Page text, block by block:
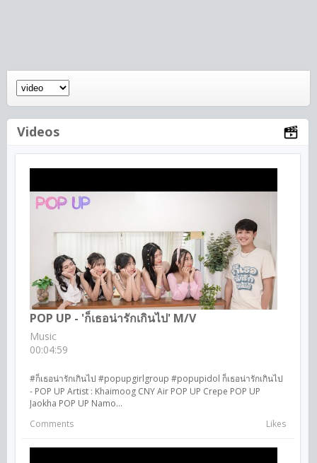
Videos
POP UP - 'ก็เธอน่ารักเกินไป' M/V
Music
00:04:59
#ก็เธอน่ารักเกินไป #popupgirlgroup #popupidol ก็เธอน่ารักเกินไป
- POP UP Artist : Khaimoog CNY Air POP UP Crepe POP UP
Jaokha POP UP Namo...
Comments
Likes